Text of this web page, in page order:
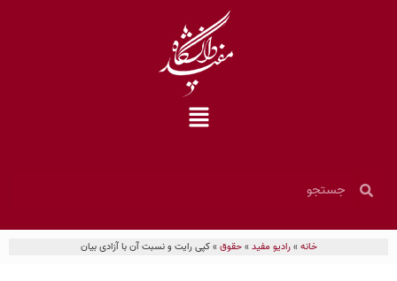
خانه»رادیو مفید»حقوق»کپی رایت و نسبت آن با آزادی بیان